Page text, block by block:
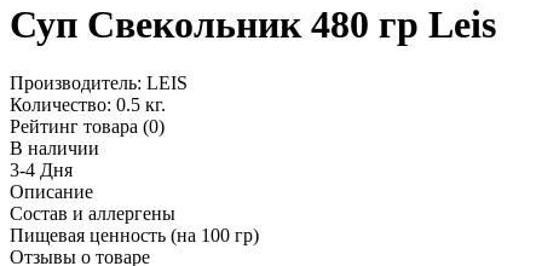
Суп Свекольник 480 гр Leis
Производитель: LEIS
Количество: 0.5 кг.
Рейтинг товара (0)
В наличии
3-4 Дня
Описание
Состав и аллергены
Пищевая ценность (на 100 гр)
Отзывы о товаре